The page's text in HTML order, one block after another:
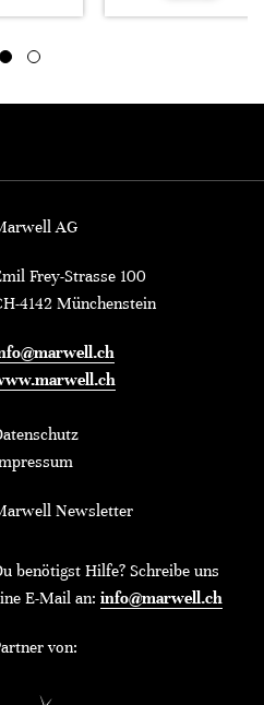
AG
Frey-Strasse 100
4142 Münchenstein
Newsletter
benötigst Hilfe? Schreibe uns
E-Mail an: info@marwell.ch
von: